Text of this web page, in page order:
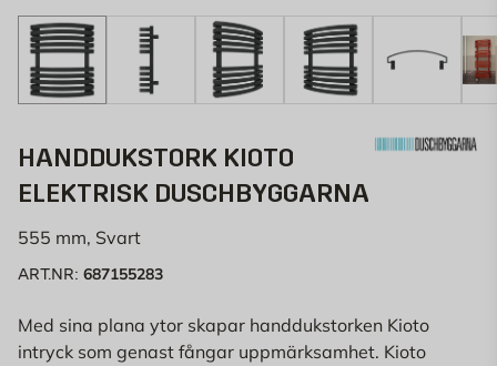
HANDDUKSTORK KIOTO
ELEKTRISK DUSCHBYGGARNA
555 mm, Svart
ART.NR: 687155283
Med sina plana ytor skapar handdukstorken Kioto
intryck som genast fångar uppmärksamhet. Kioto